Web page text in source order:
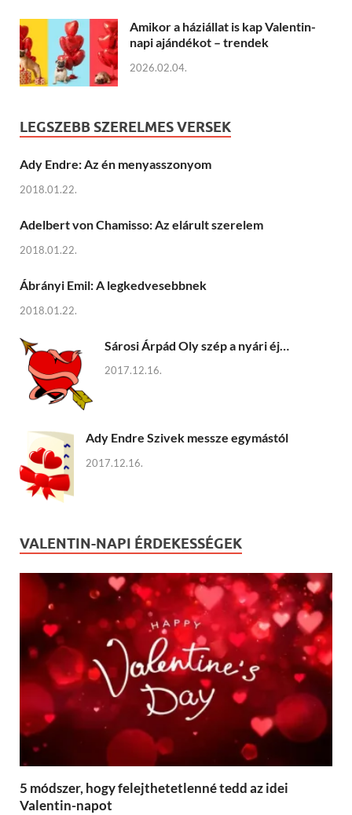
Amikor a háziállat is kap Valentin-
napi ajándékot – trendek
2026.02.04.
LEGSZEBB SZERELMES VERSEK
Ady Endre: Az én menyasszonyom
2018.01.22.
Adelbert von Chamisso: Az elárult szerelem
2018.01.22.
Ábrányi Emil: A legkedvesebbnek
2018.01.22.
Sárosi Árpád Oly szép a nyári éj…
2017.12.16.
Ady Endre Szivek messze egymástól
2017.12.16.
VALENTIN-NAPI ÉRDEKESSÉGEK
5 módszer, hogy felejthetetlenné tedd az idei
Valentin-napot